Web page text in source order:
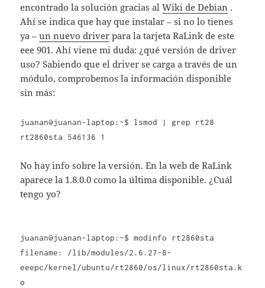
encontrado la solución gracias alWiki de Debian .
Ahí se indica que hay que instalar – si no lo tienes
ya –un nuevo driver para la tarjeta RaLink de este
eee 901. Ahí viene mi duda: ¿qué versión de driver
uso? Sabiendo que el driver se carga a través de un
módulo, comprobemos la información disponible
sin más:
juanan@juanan-laptop:~$ lsmod | grep rt28
rt2860sta 546136 1
No hay info sobre la versión. En la web de RaLink
aparece la 1.8.0.0 como la última disponible. ¿Cuál
tengo yo?
juanan@juanan-laptop:~$ modinfo rt2860sta
filename: /lib/modules/2.6.27-8-
eeepc/kernel/ubuntu/rt2860/os/linux/rt2860sta.k
o